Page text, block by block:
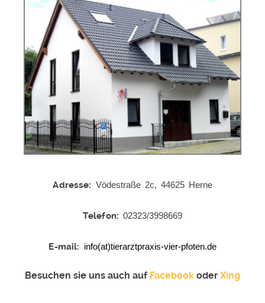
Adresse: Vödestraße 2c, 44625 Herne
Telefon: 02323/3998669
E-mail: info(at)tierarztpraxis-vier-pfoten.de
Besuchen sie uns auch auf Facebook oder Xing